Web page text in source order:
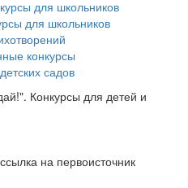
для школьников
для школьников
конкурсы
садов
Конкурсы для детей и
на первоисточник